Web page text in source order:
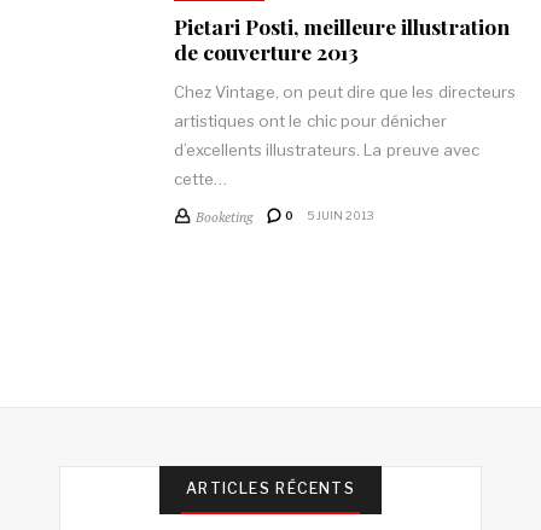
Pietari Posti, meilleure illustration
de couverture 2013
Chez Vintage, on peut dire que les directeurs
artistiques ont le chic pour dénicher
d’excellents illustrateurs. La preuve avec
cette…
Booketing 0 5 JUIN 2013
ARTICLES RÉCENTS